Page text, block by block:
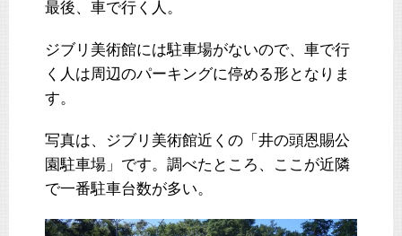
最後、車で行く人。
ジブリ美術館には駐車場がないので、車で行
く人は周辺のパーキングに停める形となりま
す。
写真は、ジブリ美術館近くの「井の頭恩賜公
園駐車場」です。調べたところ、ここが近隣
で一番駐車台数が多い。